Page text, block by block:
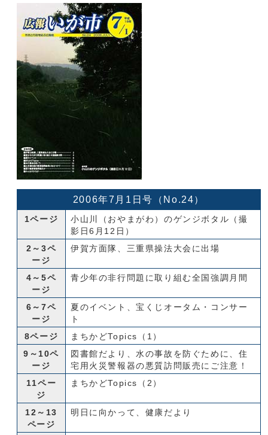
2006年7月1日号（No.24）
1ページ
小山川（おやまがわ）のゲンジボタル（撮
影日6月12日）
2～3ペ
ージ
伊賀方面隊、三重県操法大会に出場
4～5ペ
ージ
青少年の非行問題に取り組む全国強調月間
6～7ペ
ージ
夏のイベント、宝くじオータム・コンサー
ト
8ページ
まちかどTopics（1）
9～10ペ
ージ
図書館だより、水の事故を防ぐために、住
宅用火災警報器の悪質訪問販売にご注意！
11ペー
ジ
まちかどTopics（2）
12～13
ページ
明日に向かって、健康だより